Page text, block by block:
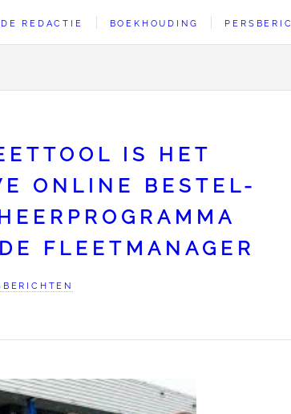
REDACTIE BOEKHOUDING
IS HET
ONLINE BESTEL-
FLEETMANAGER